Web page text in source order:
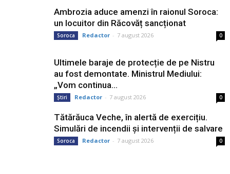
Ambrozia aduce amenzi în raionul Soroca:
un locuitor din Răcovăț sancționat
Soroca Redactor - 7 august 2026 0
Ultimele baraje de protecție de pe Nistru
au fost demontate. Ministrul Mediului:
„Vom continua...
Știri Redactor - 7 august 2026 0
Tătărăuca Veche, în alertă de exercițiu.
Simulări de incendii și intervenții de salvare
Soroca Redactor - 7 august 2026 0